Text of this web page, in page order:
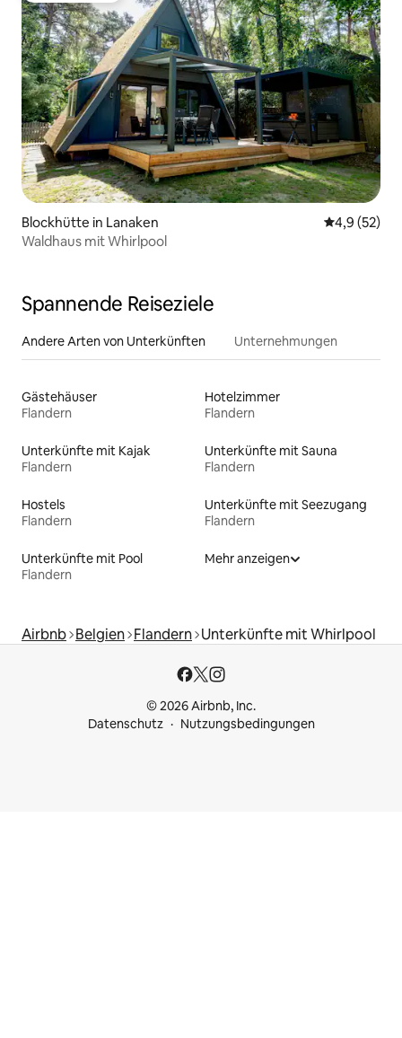
Blockhütte in Lanaken
4,9 (52)
Waldhaus mit Whirlpool
Spannende Reiseziele
Andere Arten von Unterkünften Unternehmungen
Gästehäuser
Flandern
Hotelzimmer
Flandern
Unterkünfte mit Kajak
Flandern
Unterkünfte mit Sauna
Flandern
Hostels
Flandern
Unterkünfte mit Seezugang
Flandern
Unterkünfte mit Pool
Flandern
Mehr anzeigen
Airbnb Belgien Flandern Unterkünfte mit Whirlpool
© 2026 Airbnb, Inc.
Datenschutz
Nutzungsbedingungen